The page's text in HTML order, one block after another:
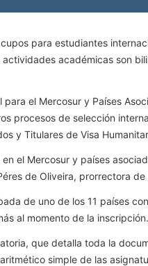
para estudiantes
académicas son
el Mercosur y Países
procesos de selección
y Titulares de Visa
el Mercosur y países
de Oliveira, prorrectora
de uno de los 11 países
al momento de la inscripción.
que detalla toda la
simple de las